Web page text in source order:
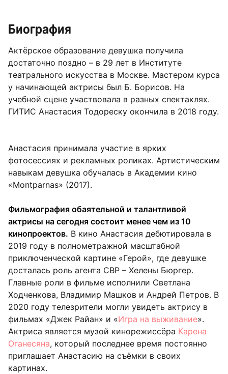
Биография
Актёрское образование девушка получила
достаточно поздно – в 29 лет в Институте
театрального искусства в Москве. Мастером курса
у начинающей актрисы был Б. Борисов. На
учебной сцене участвовала в разных спектаклях.
ГИТИС Анастасия Тодореску окончила в 2018 году.
Анастасия принимала участие в ярких
фотосессиях и рекламных роликах. Артистическим
навыкам девушка обучалась в Академии кино
«Montparnas» (2017).
Фильмография обаятельной и талантливой
актрисы на сегодня состоит менее чем из 10
кинопроектов. В кино Анастасия дебютировала в
2019 году в полнометражной масштабной
приключенческой картине «Герой», где девушке
досталась роль агента СВР – Хелены Бюргер.
Главные роли в фильме исполнили Светлана
Ходченкова, Владимир Машков и Андрей Петров. В
2020 году телезрители могли увидеть актрису в
фильмах «Джек Райан» и «Игра на выживание».
Актриса является музой кинорежиссёра Карена
Оганесяна, который последнее время постоянно
приглашает Анастасию на съёмки в своих
картинах.